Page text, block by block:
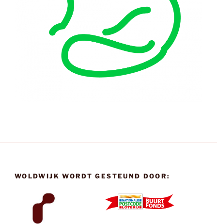
WOLDWIJK WORDT GESTEUND DOOR: